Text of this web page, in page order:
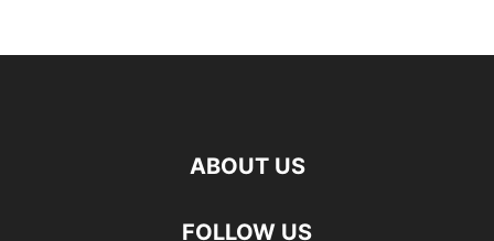
ABOUT US
FOLLOW US